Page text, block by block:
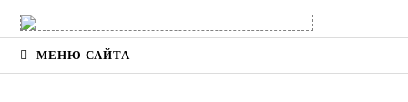
МЕНЮ САЙТА